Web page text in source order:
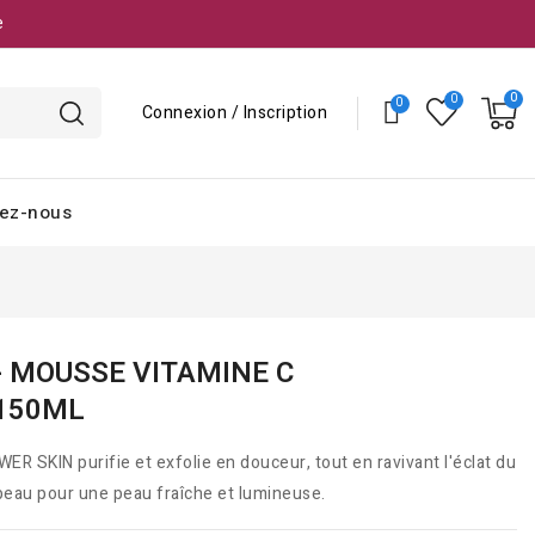
Connexion / Inscription
nous
MOUSSE VITAMINE C
SKIN purifie et exfolie en douceur, tout en ravivant l'éclat du
pour une peau fraîche et lumineuse.